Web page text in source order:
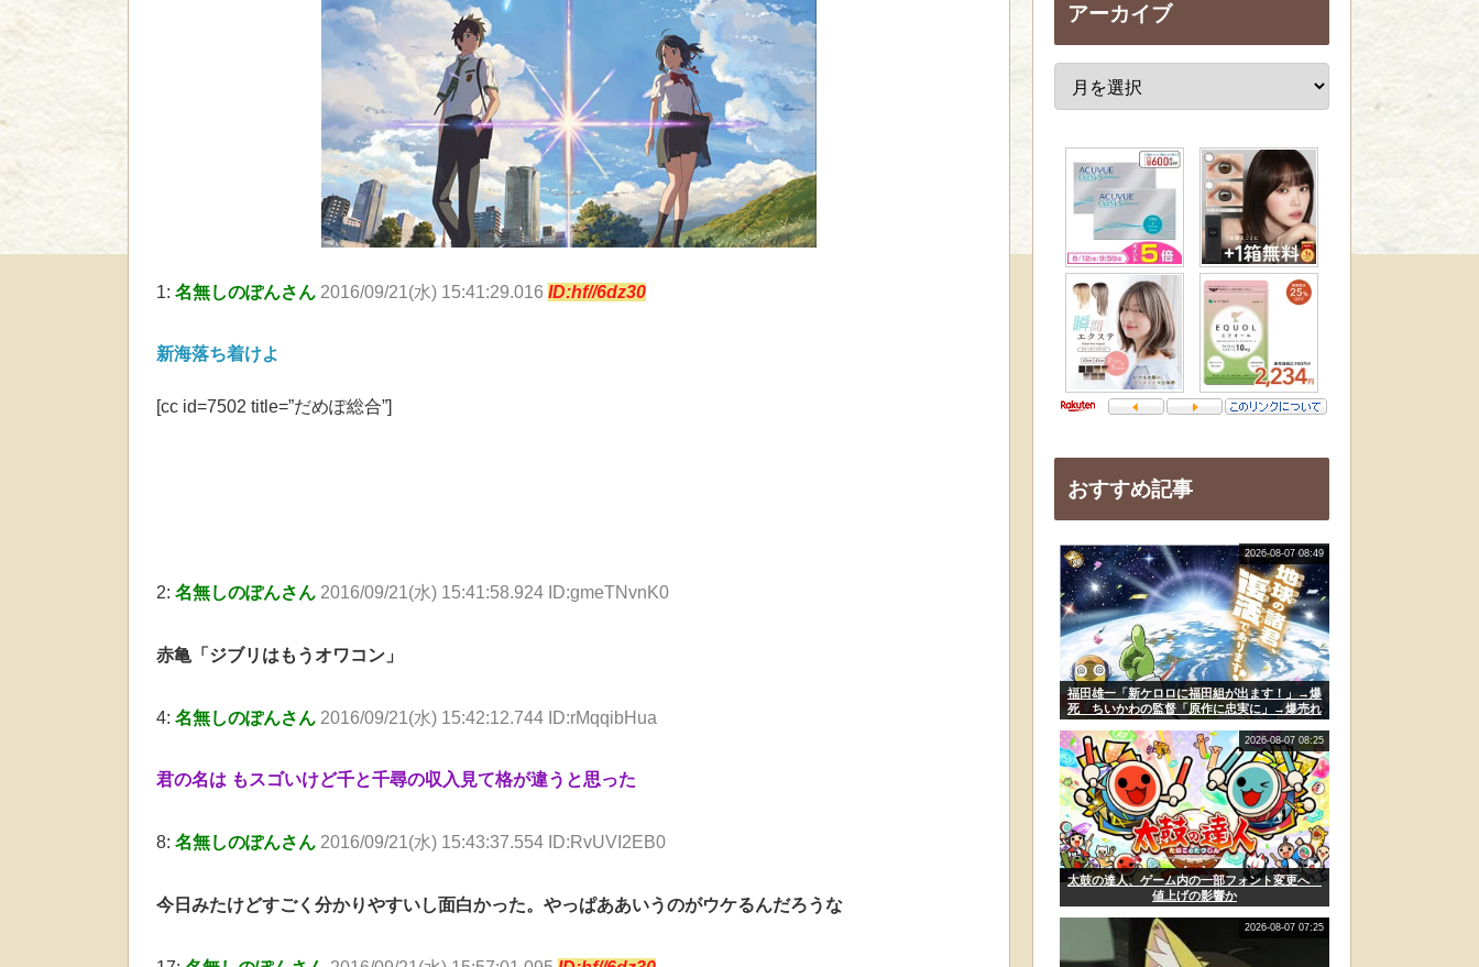
1: 名無しのぽんさん 2016/09/21(水) 15:41:29.016 ID:hf//6dz30
新海落ち着けよ
[cc id=7502 title=”だめぽ総合”]
2: 名無しのぽんさん 2016/09/21(水) 15:41:58.924 ID:gmeTNvnK0
赤亀「ジブリはもうオワコン」
4: 名無しのぽんさん 2016/09/21(水) 15:42:12.744 ID:rMqqibHua
君の名は もスゴいけど千と千尋の収入見て格が違うと思った
8: 名無しのぽんさん 2016/09/21(水) 15:43:37.554 ID:RvUVI2EB0
今日みたけどすごく分かりやすいし面白かった。やっぱああいうのがウケるんだろうな
アーカイブ
おすすめ記事
福田雄一「新ケロロに福田組が出ます！」→爆
死 ちいかわの監督「原作に忠実に」→爆売れ
2026-08-07 08:49
太鼓の達人、ゲーム内の一部フォント変更へ
値上げの影響か
2026-08-07 08:25
2026-08-07 07:25